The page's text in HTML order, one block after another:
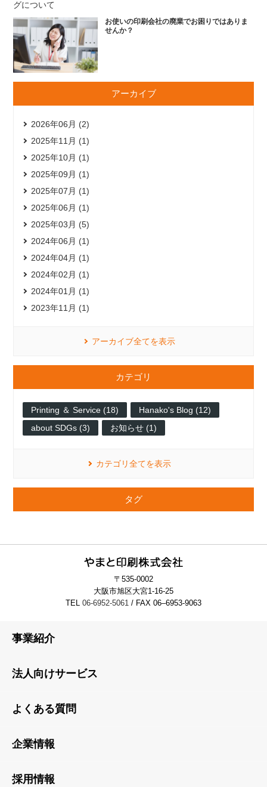
お使いの印刷会社の廃業でお困りではありま
せんか？
アーカイブ
2026年06月 (2)
2025年11月 (1)
2025年10月 (1)
2025年09月 (1)
2025年07月 (1)
2025年06月 (1)
2025年03月 (5)
2024年06月 (1)
2024年04月 (1)
2024年02月 (1)
2024年01月 (1)
2023年11月 (1)
アーカイブ全てを表示
カテゴリ
Printing ＆ Service (18)
Hanako's Blog (12)
about SDGs (3)
お知らせ (1)
カテゴリ全てを表示
タグ
〒535-0002
大阪市旭区大宮1-16-25
TEL 06-6952-5061 / FAX 06–6953-9063
事業紹介
法人向けサービス
よくある質問
企業情報
採用情報